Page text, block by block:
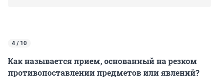
4 / 10
Как называется прием, основанный на резком
противопоставлении предметов или явлений?